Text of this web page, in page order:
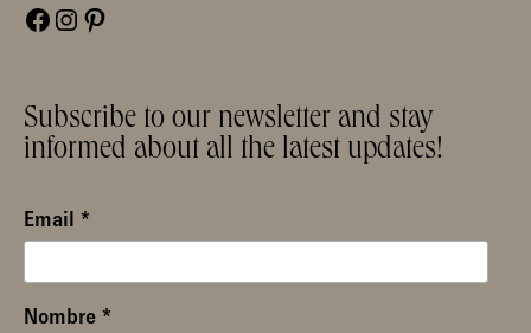
Facebook
Instagram
Pinterest
Subscribe to our newsletter and stay
informed about all the latest updates!
Email *
Nombre *